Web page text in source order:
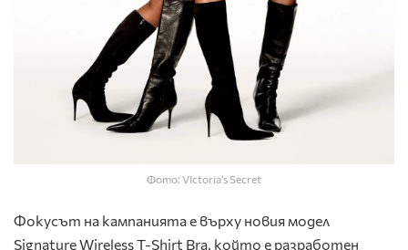
Фото: VIctoria’s Secret
Фокусът на кампанията е върху новия модел
Signature Wireless T-Shirt Bra, който е разработен